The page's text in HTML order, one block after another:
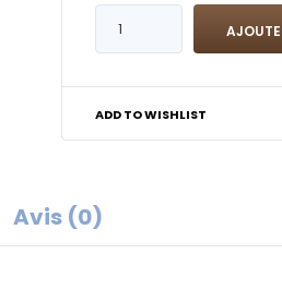
ADD TO WISHLIST
Avis (0)